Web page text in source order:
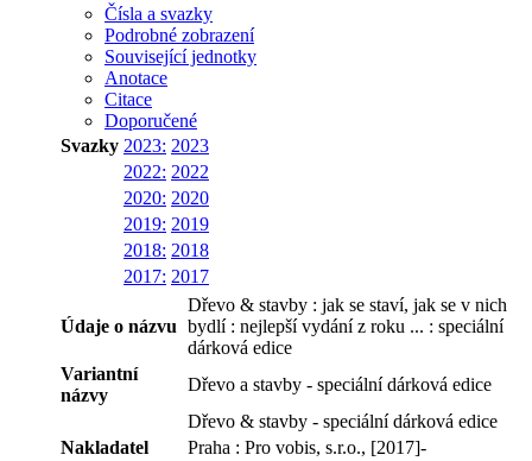
Čísla a svazky
Podrobné zobrazení
Související jednotky
Anotace
Citace
Doporučené
Svazky 2023: 2023
2022: 2022
2020: 2020
2019: 2019
2018: 2018
2017: 2017
Údaje o názvu
Dřevo & stavby : jak se staví, jak se v nich
bydlí : nejlepší vydání z roku ... : speciální
dárková edice
Variantní
názvy
Dřevo a stavby - speciální dárková edice
Dřevo & stavby - speciální dárková edice
Nakladatel
Praha : Pro vobis, s.r.o., [2017]-